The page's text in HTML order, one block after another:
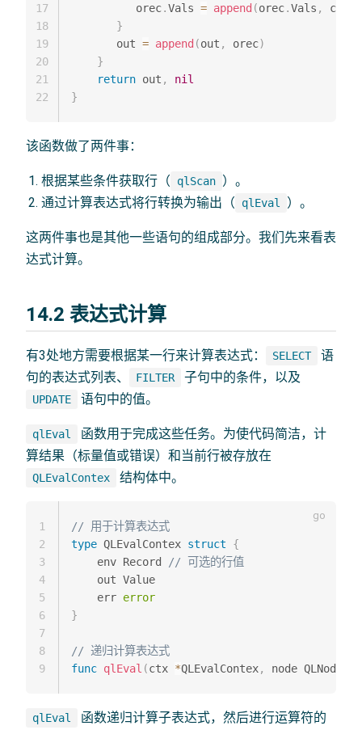
          orec
.Vals = append (orec.Vals , ctx
}
       out
= append (out , orec)
}
return out ,
nil
}
17
18
19
20
21
22
该函数做了两件事：
根据某些条件获取行（ qlScan ）。
通过计算表达式将行转换为输出（
qlEval ）。
这两件事也是其他一些语句的组成部分。我们先来看表
达式计算。
14.2 表达式计算
有3处地方需要根据某一行来计算表达式： SELECT
语
句的表达式列表、
FILTER 子句中的条件，以及
UPDATE 语句中的值。
qlEval
函数用于完成这些任务。为使代码简洁，计
算结果（标量值或错误）和当前行被存放在
QLEvalContex 结构体中。
// 用于计算表达式
type QLEvalContex struct
{
    env Record
// 可选的行值
    out Value
    err
error
}
// 递归计算表达式
func qlEval (ctx *QLEvalContex, node QLNode
1
2
3
4
5
6
7
8
9
qlEval
函数递归计算子表达式，然后进行运算符的